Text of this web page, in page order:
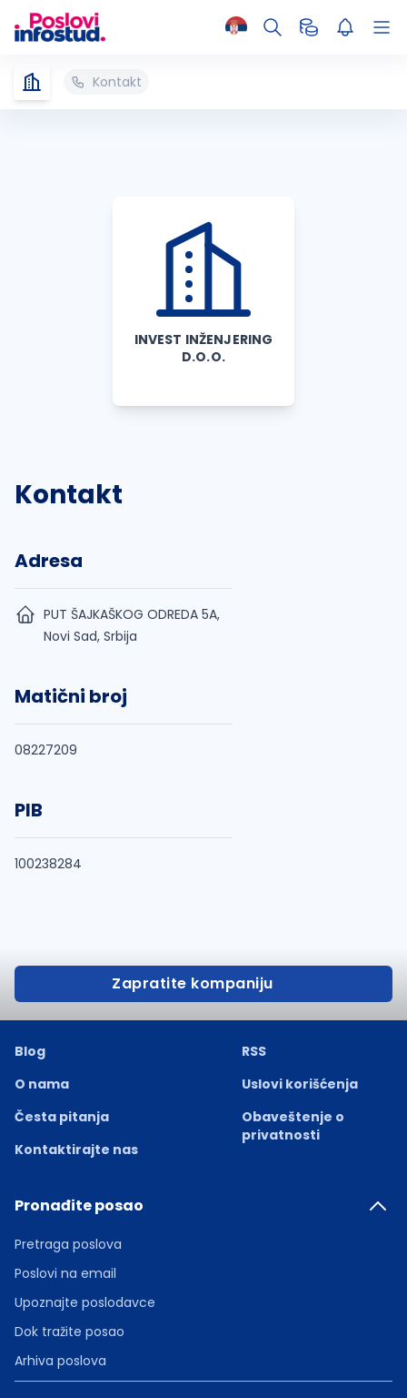
Kontakt
INVEST INŽENJERING
D.O.O.
Kontakt
Adresa
PUT ŠAJKAŠKOG ODREDA 5A,
Novi Sad, Srbija
Matični broj
08227209
PIB
100238284
Zapratite kompaniju
Blog
O nama
Česta pitanja
Kontaktirajte nas
RSS
Uslovi korišćenja
Obaveštenje o
privatnosti
Pronađite posao
Pretraga poslova
Poslovi na email
Upoznajte poslodavce
Dok tražite posao
Arhiva poslova